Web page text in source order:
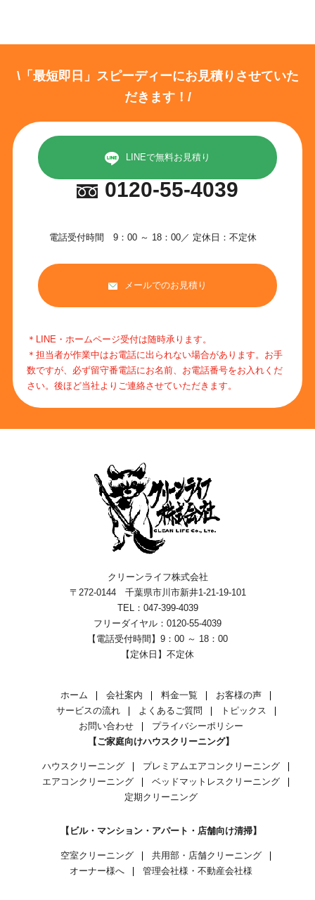
\「最短即日」スピーディーにお見積りさせていた
だきます！/
LINEで無料お見積り
0120-55-4039
電話受付時間 9：00 ～ 18：00／ 定休日：不定休
メールでのお見積り
＊LINE・ホームページ受付は随時承ります。
＊担当者が作業中はお電話に出られない場合があります。お手
数ですが、必ず留守番電話にお名前、お電話番号をお入れくだ
さい。後ほど当社よりご連絡させていただきます。
クリーンライフ株式会社
〒272-0144 千葉県市川市新井1-21-19-101
TEL：047-399-4039
フリーダイヤル：0120-55-4039
【電話受付時間】9：00 ～ 18：00
【定休日】不定休
ホーム 会社案内 料金一覧
お客様の声
サービスの流れ
よくあるご質問
トピックス
お問い合わせ
プライバシーポリシー
【ご家庭向けハウスクリーニング】
ハウスクリーニング
プレミアムエアコンクリーニング
エアコンクリーニング
ベッドマットレスクリーニング
定期クリーニング
【ビル・マンション・アパート・店舗向け清掃】
空室クリーニング
共用部・店舗クリーニング
オーナー様へ
管理会社様・不動産会社様